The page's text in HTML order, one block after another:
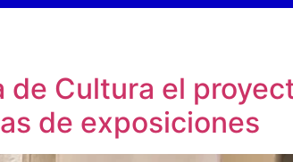
de Cultura el
de exposiciones